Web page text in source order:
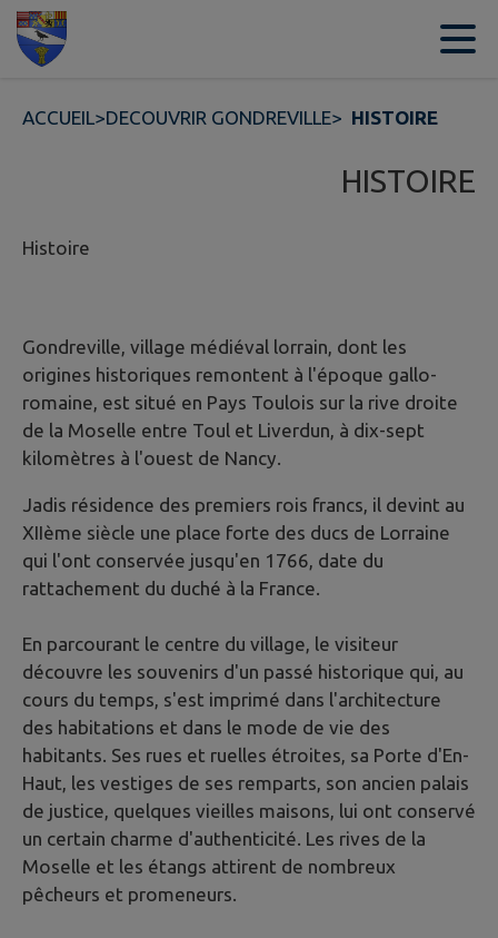
Contenu
ACCUEIL>DECOUVRIR GONDREVILLE> HISTOIRE
HISTOIRE
Histoire
Gondreville, village médiéval lorrain, dont les
origines historiques remontent à l'époque gallo-
romaine, est situé en Pays Toulois sur la rive droite
de la Moselle entre Toul et Liverdun, à dix-sept
kilomètres à l'ouest de Nancy.
Jadis résidence des premiers rois francs, il devint au
XIIème siècle une place forte des ducs de Lorraine
qui l'ont conservée jusqu'en 1766, date du
rattachement du duché à la France.
En parcourant le centre du village, le visiteur
découvre les souvenirs d'un passé historique qui, au
cours du temps, s'est imprimé dans l'architecture
des habitations et dans le mode de vie des
habitants. Ses rues et ruelles étroites, sa Porte d'En-
Haut, les vestiges de ses remparts, son ancien palais
de justice, quelques vieilles maisons, lui ont conservé
un certain charme d'authenticité. Les rives de la
Moselle et les étangs attirent de nombreux
pêcheurs et promeneurs.